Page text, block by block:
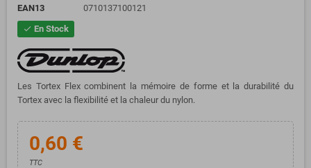
EAN13
0710137100121
check En Stock
Les Tortex Flex combinent la mémoire de forme et la durabilité du
Tortex avec la flexibilité et la chaleur du nylon.
0,60 €
TTC